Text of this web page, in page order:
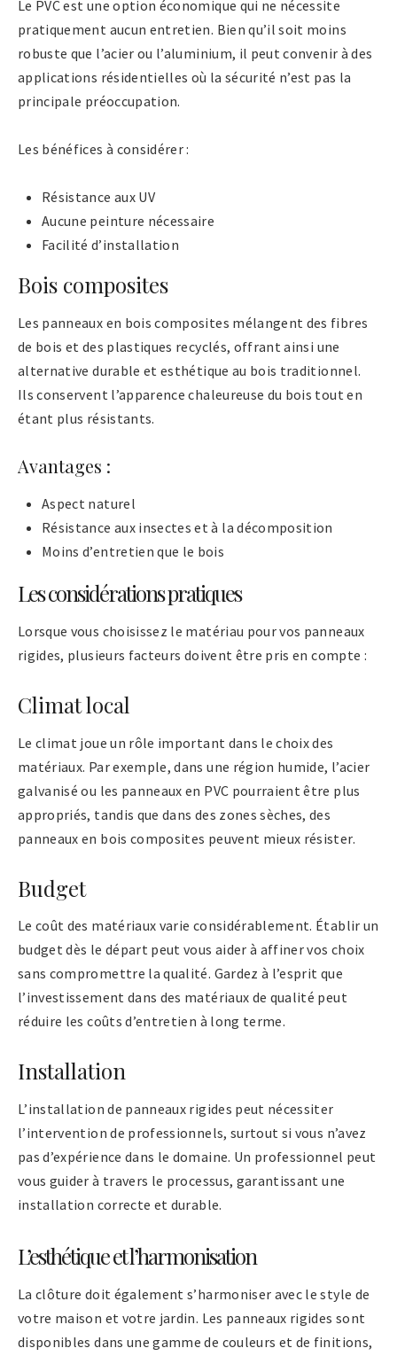
Le PVC est une option économique qui ne nécessite
pratiquement aucun entretien. Bien qu’il soit moins
robuste que l’acier ou l’aluminium, il peut convenir à des
applications résidentielles où la sécurité n’est pas la
principale préoccupation.
Les bénéfices à considérer :
Résistance aux UV
Aucune peinture nécessaire
Facilité d’installation
Bois composites
Les panneaux en bois composites mélangent des fibres
de bois et des plastiques recyclés, offrant ainsi une
alternative durable et esthétique au bois traditionnel.
Ils conservent l’apparence chaleureuse du bois tout en
étant plus résistants.
Avantages :
Aspect naturel
Résistance aux insectes et à la décomposition
Moins d’entretien que le bois
Les considérations pratiques
Lorsque vous choisissez le matériau pour vos panneaux
rigides, plusieurs facteurs doivent être pris en compte :
Climat local
Le climat joue un rôle important dans le choix des
matériaux. Par exemple, dans une région humide, l’acier
galvanisé ou les panneaux en PVC pourraient être plus
appropriés, tandis que dans des zones sèches, des
panneaux en bois composites peuvent mieux résister.
Budget
Le coût des matériaux varie considérablement. Établir un
budget dès le départ peut vous aider à affiner vos choix
sans compromettre la qualité. Gardez à l’esprit que
l’investissement dans des matériaux de qualité peut
réduire les coûts d’entretien à long terme.
Installation
L’installation de panneaux rigides peut nécessiter
l’intervention de professionnels, surtout si vous n’avez
pas d’expérience dans le domaine. Un professionnel peut
vous guider à travers le processus, garantissant une
installation correcte et durable.
L’esthétique et l’harmonisation
La clôture doit également s’harmoniser avec le style de
votre maison et votre jardin. Les panneaux rigides sont
disponibles dans une gamme de couleurs et de finitions,